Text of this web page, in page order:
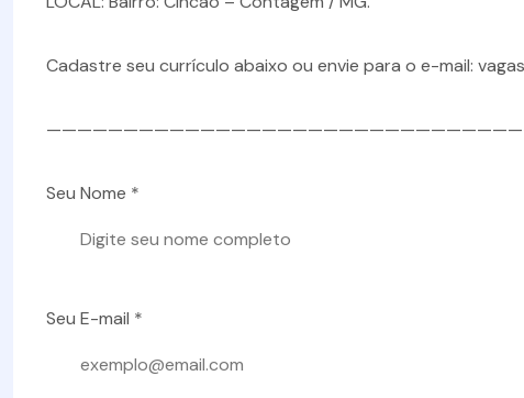
Cadastre seu currículo abaixo ou envie para o e-mail:
Seu Nome *
Seu E-mail *